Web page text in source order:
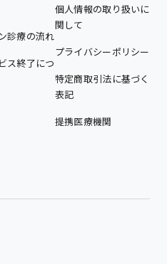
診療の流れ
ス終了につ
個人情報の取り扱いに
関して
プライバシーポリシー
特定商取引法に基づく
表記
提携医療機関